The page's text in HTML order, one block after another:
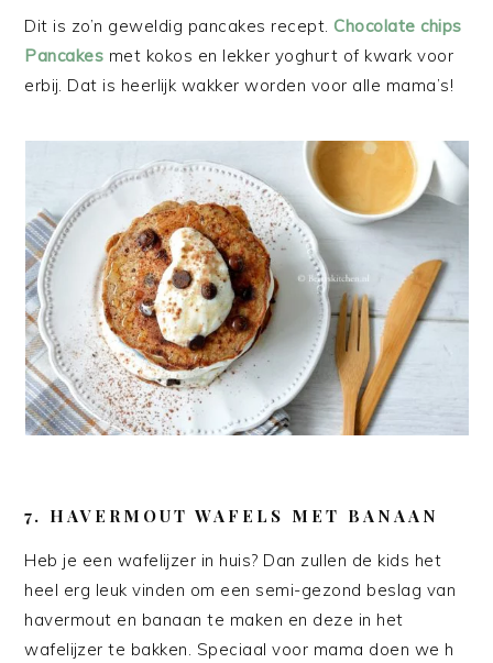
Dit is zo’n geweldig pancakes recept.Chocolate chips
Pancakes met kokos en lekker yoghurt of kwark voor
erbij. Dat is heerlijk wakker worden voor alle mama’s!
7. HAVERMOUT WAFELS MET BANAAN
Heb je een wafelijzer in huis? Dan zullen de kids het
heel erg leuk vinden om een semi-gezond beslag van
havermout en banaan te maken en deze in het
wafelijzer te bakken. Speciaal voor mama doen we h